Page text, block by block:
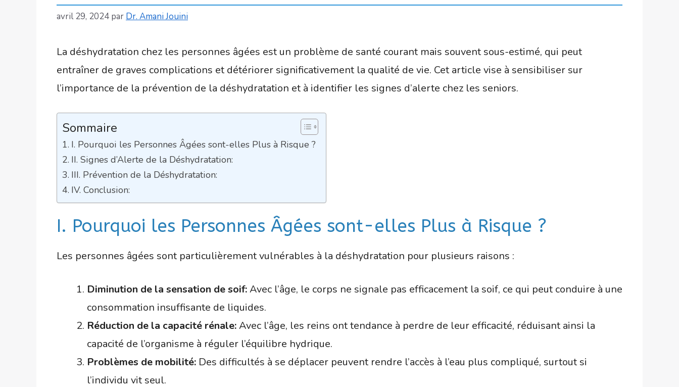
avril 29, 2024 par Dr. Amani Jouini
La déshydratation chez les personnes âgées est un problème de santé courant mais souvent sous-estimé, qui peut
entraîner de graves complications et détériorer significativement la qualité de vie. Cet article vise à sensibiliser sur
l’importance de la prévention de la déshydratation et à identifier les signes d’alerte chez les seniors.
Sommaire
I. Pourquoi les Personnes Âgées sont-elles Plus à Risque ?
II. Signes d’Alerte de la Déshydratation:
III. Prévention de la Déshydratation:
IV. Conclusion:
I. Pourquoi les Personnes Âgées sont-elles Plus à Risque ?
Les personnes âgées sont particulièrement vulnérables à la déshydratation pour plusieurs raisons :
Diminution de la sensation de soif:Avec l’âge, le corps ne signale pas efficacement la soif, ce qui peut conduire à une
consommation insuffisante de liquides.
Réduction de la capacité rénale:Avec l’âge, les reins ont tendance à perdre de leur efficacité, réduisant ainsi la
capacité de l’organisme à réguler l’équilibre hydrique.
Problèmes de mobilité: Des difficultés à se déplacer peuvent rendre l’accès à l’eau plus compliqué, surtout si
l’individu vit seul.